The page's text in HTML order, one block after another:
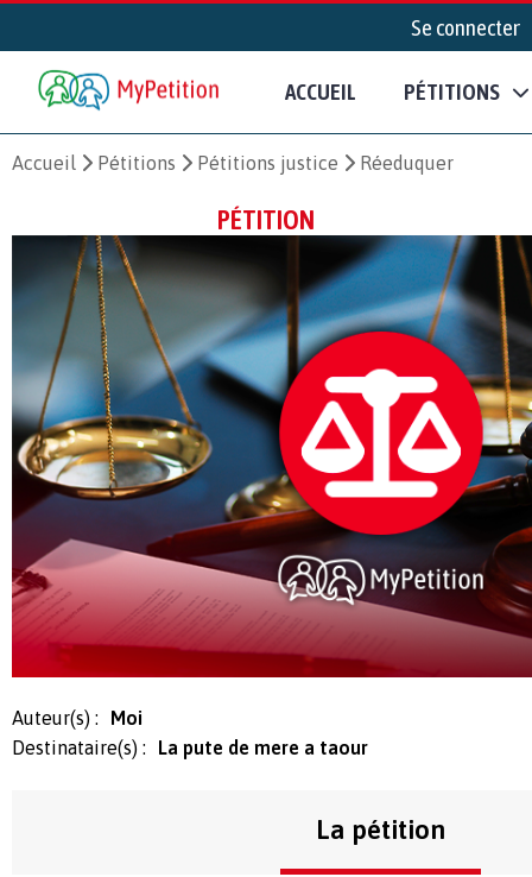
Se connecter
ACCUEIL PÉTITIONS
Accueil Pétitions Pétitions justice Réeduquer
PÉTITION
Auteur(s) :
Moi
Destinataire(s) :
La pute de mere a taour
La pétition